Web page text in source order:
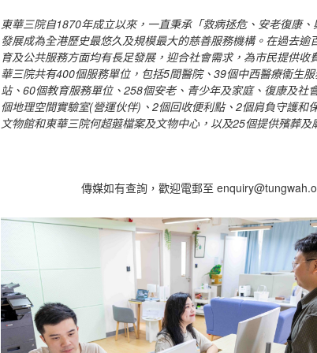
東華三院自1870年成立以來，一直秉承「救病拯危、安老復康
發展成為全港歷史最悠久及規模最大的慈善服務機構。在過去
育及公共服務方面均有長足發展，迎合社會需求，為市民提供
華三院共有400個服務單位，包括5間醫院、39個中西醫療衞生
站、60個教育服務單位、258個安老、青少年及家庭、復康及社
個地理空間實驗室(營運伙伴)、2個回收便利點、2個肩負守護
文物館和東華三院何超蕸檔案及文物中心，以及25個提供殯葬及
傳媒如有查詢，歡迎電郵至